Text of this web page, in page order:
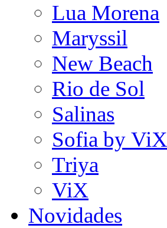
Lua Morena
Maryssil
New Beach
Rio de Sol
Salinas
Sofia by ViX
Triya
ViX
Novidades